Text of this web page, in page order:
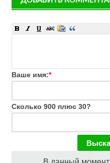
Ваше имя:*
Сколько 900 плюс 30?